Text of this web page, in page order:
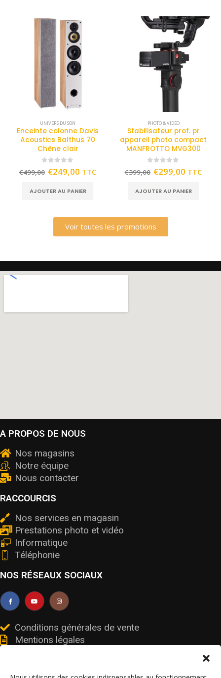
UNIVERS DU SON
Enceinte colonne Davis
Acoustics Balthus 70
Chêne clair
out of 5
€499,00 €249,00 TTC
AJOUTER AU PANIER
PHOTO & VIDÉO
Stabilisateur prof. pr
appareil photo compact
MANFROTTO MVG300
out of 5
€399,00 €299,00 TTC
AJOUTER AU PANIER
Voir toutes les promotions
A PROPOS DE NOUS
Nos magasins
Notre équipe
Nous contacter
RACCOURCIS
Nos services en magasin
Prestations photo et vidéo
Informatique
Téléphonie
NOS RÉSEAUX SOCIAUX
Conditions générales de vente
Mentions légales